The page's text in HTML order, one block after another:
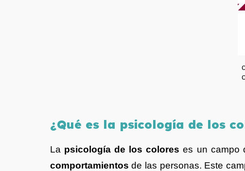
¿Qué es la psicología de los
La psicología de los colores es un campo
comportamientos de las personas. Este